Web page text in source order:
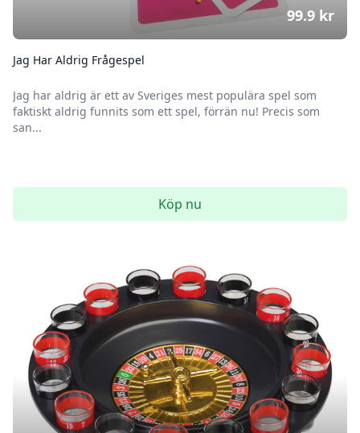
Jag Har Aldrig Frågespel
Jag har aldrig är ett av Sveriges mest populära spel som
faktiskt aldrig funnits som ett spel, förrän nu! Precis som
san...
99.9 kr
Köp nu